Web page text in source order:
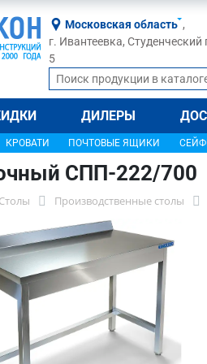
Московская область ,
г. Ивантеевка, Студенческий
5
ДИЛЕРЫ
КРОВАТИ ПОЧТОВЫЕ ЯЩИКИ
СПП-222/700
Столы Производственные столы